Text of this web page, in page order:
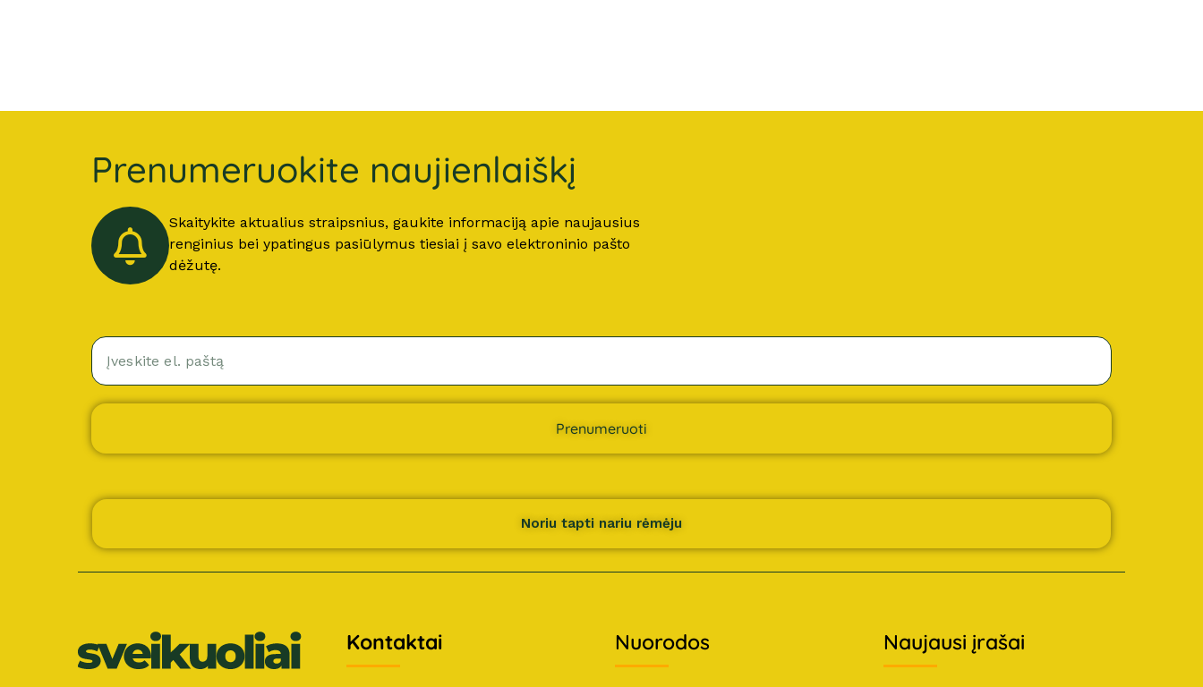
Prenumeruokite naujienlaiškį
Skaitykite aktualius straipsnius, gaukite informaciją apie naujausius
renginius bei ypatingus pasiūlymus tiesiai į savo elektroninio pašto
dėžutę.
Prenumeruoti
Noriu tapti nariu rėmėju
Kontaktai Nuorodos Naujausi įrašai